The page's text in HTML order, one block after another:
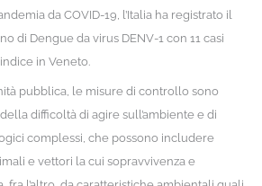
da COVID-19, l’Italia ha registrato il
di Dengue da virus DENV-1 con 11 casi
in Veneto.
pubblica, le misure di controllo sono
difficoltà di agire sull’ambiente e di
complessi, che possono includere
e vettori la cui sopravvivenza e